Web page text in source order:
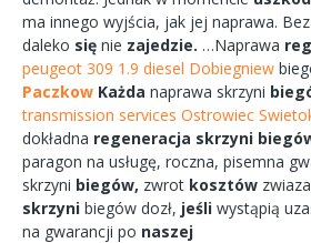
ma innego wyjścia, jak jej naprawa.
daleko się nie zajedzie. …Naprawa
peugeot 309 1.9 diesel Dobiegniew
Paczkow Każda naprawa skrzyni
transmission services Ostrowiec
dokładna regeneracja skrzyni
paragon na usługę, roczna, pisemna
skrzyni biegów, zwrot kosztów
skrzyni biegów dozł, jeśli wystąpią
na gwarancji po naszej